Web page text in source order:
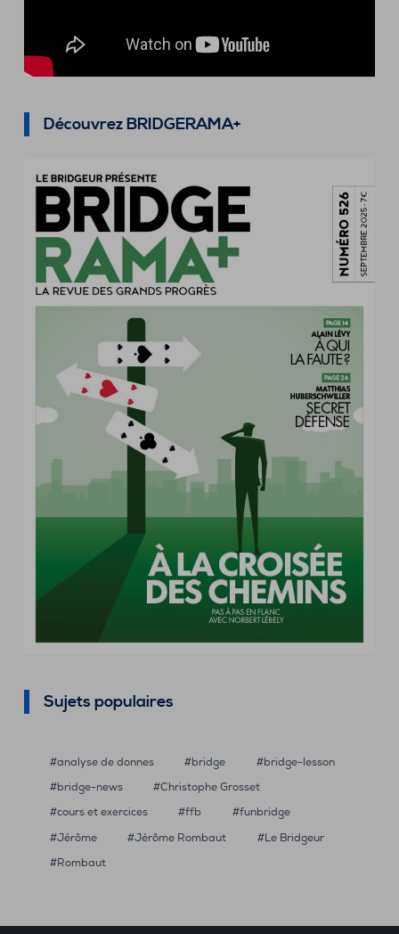
Découvrez BRIDGERAMA+
Sujets populaires
analyse de donnes bridge
bridge-lesson
bridge-news
Christophe Grosset
cours et exercices
ffb
funbridge
Jérôme
Jérôme Rombaut
Le Bridgeur
Rombaut